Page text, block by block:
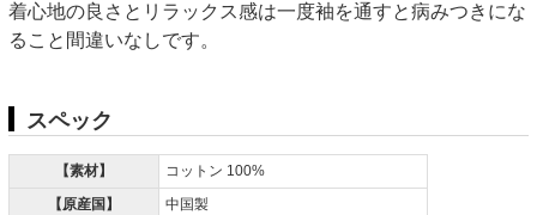
着心地の良さとリラックス感は一度袖を通すと病みつきにな
ること間違いなしです。
スペック
【素材】
コットン 100%
【原産国】
中国製